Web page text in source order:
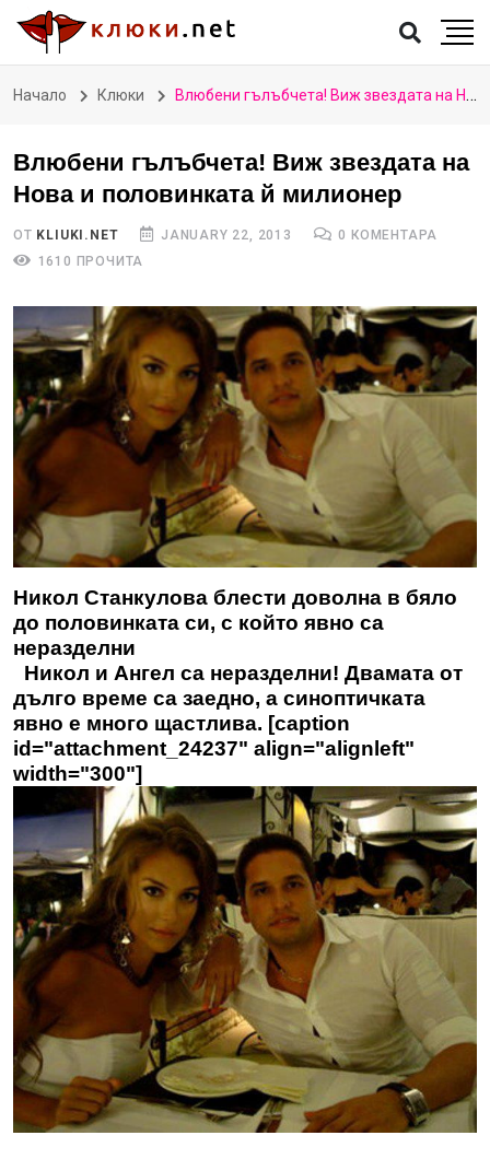
Начало Клюки Влюбени гълъбчета! Виж звездата на Нова и половинката й милионер
Влюбени гълъбчета! Виж звездата на
Нова и половинката й милионер
ОТ KLIUKI.NET JANUARY 22, 2013
0 КОМЕНТАРА
1610 ПРОЧИТА
Никол Станкулова блести доволна в бяло
до половинката си, с който явно са
неразделни
Никол и Ангел са неразделни! Двамата от
дълго време са заедно, а синоптичката
явно е много щастлива. [caption
id="attachment_24237" align="alignleft"
width="300"]